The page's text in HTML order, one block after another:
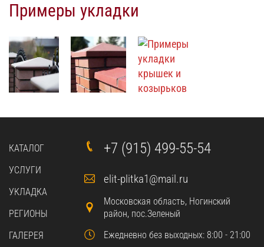
Примеры укладки
КАТАЛОГ
УСЛУГИ
УКЛАДКА
РЕГИОНЫ
ГАЛЕРЕЯ
+7 (915) 499-55-54
elit-plitka1@mail.ru
Московская область, Ногинский
район, пос.Зеленый
Ежедневно без выходных: 8:00 - 21:00